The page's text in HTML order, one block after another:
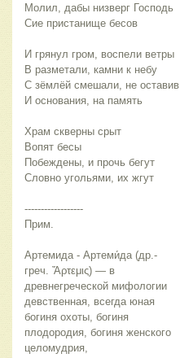
Молил, дабы низверг Господь
Сие пристанище бесов
И грянул гром, воспели ветры
В разметали, камни к небу
С зёмлёй смешали, не оставив
И основания, на память
Храм скверны срыт
Вопят бесы
Побеждены, и прочь бегут
Словно угольями, их жгут
------------------
Прим.
Артемида - Артеми́да (др.-
греч. Ἄρτεμις) — в
древнегреческой мифологии
девственная, всегда юная
богиня охоты, богиня
плодородия, богиня женского
целомудрия,